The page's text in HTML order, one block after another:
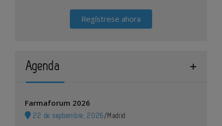
Regístrese ahora
Agenda
Farmaforum 2026
22 de septiembre, 2026 / Madrid